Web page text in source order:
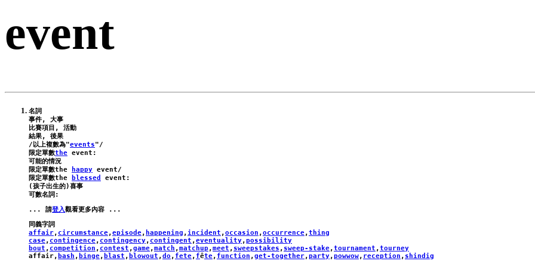
event
名詞
事件, 大事
比賽項目, 活動
結果, 後果
/以上複數為"events"/
限定單數the event :
可能的情況
限定單數the happy event/
限定單數the blessed event :
(孩子出生的)喜事
... 請登入
affair, circumstance,episode, happening ,incident ,occasion ,occurrence,thing
case, contingence, contingency, contingent ,eventuality,possibility
bout , competition , contest ,game,match ,matchup ,meet , sweepstakes , sweep-stake,tournament ,tourney
affair, bash , binge, blast , blowout ,do , fete, fête, function ,get-together,party,powwow, reception , shindig